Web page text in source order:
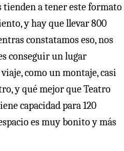
tienden a tener este formato
y hay que llevar 800
constatamos eso, nos
conseguir un lugar
como un montaje, casi
y qué mejor que Teatro
capacidad para 120
es muy bonito y más